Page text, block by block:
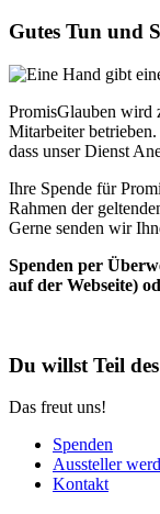
Gutes Tun und
PromisGlauben wird
Mitarbeiter
dass unser Dienst
Ihre Spende für
Rahmen der
Gerne senden wir
Spenden per
auf der Webseite)
Du willst Teil
Das freut uns!
Spenden
Aussteller
Kontakt